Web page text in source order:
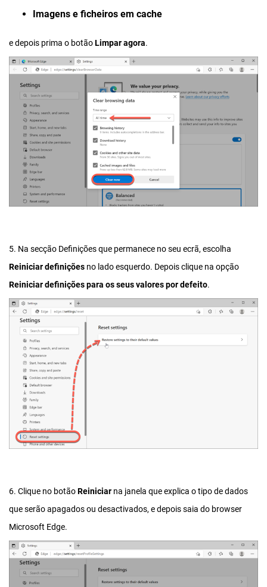
Imagens e ficheiros em cache
e depois prima o botãoLimpar agora.
5. Na secção Definições que permanece no seu ecrã, escolha
Reiniciar definições no lado esquerdo. Depois clique na opção
Reiniciar definições para os seus valores por defeito.
6. Clique no botãoReiniciar na janela que explica o tipo de dados
que serão apagados ou desactivados, e depois saia do browser
Microsoft Edge.